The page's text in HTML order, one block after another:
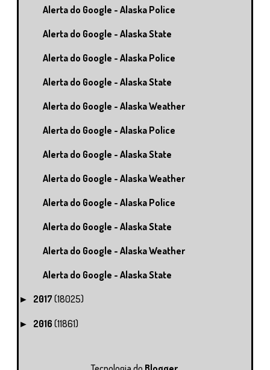
Alerta do Google - Alaska Police
Alerta do Google - Alaska State
Alerta do Google - Alaska Police
Alerta do Google - Alaska State
Alerta do Google - Alaska Weather
Alerta do Google - Alaska Police
Alerta do Google - Alaska State
Alerta do Google - Alaska Weather
Alerta do Google - Alaska Police
Alerta do Google - Alaska State
Alerta do Google - Alaska Weather
Alerta do Google - Alaska State
► 2017 (18025)
► 2016 (11861)